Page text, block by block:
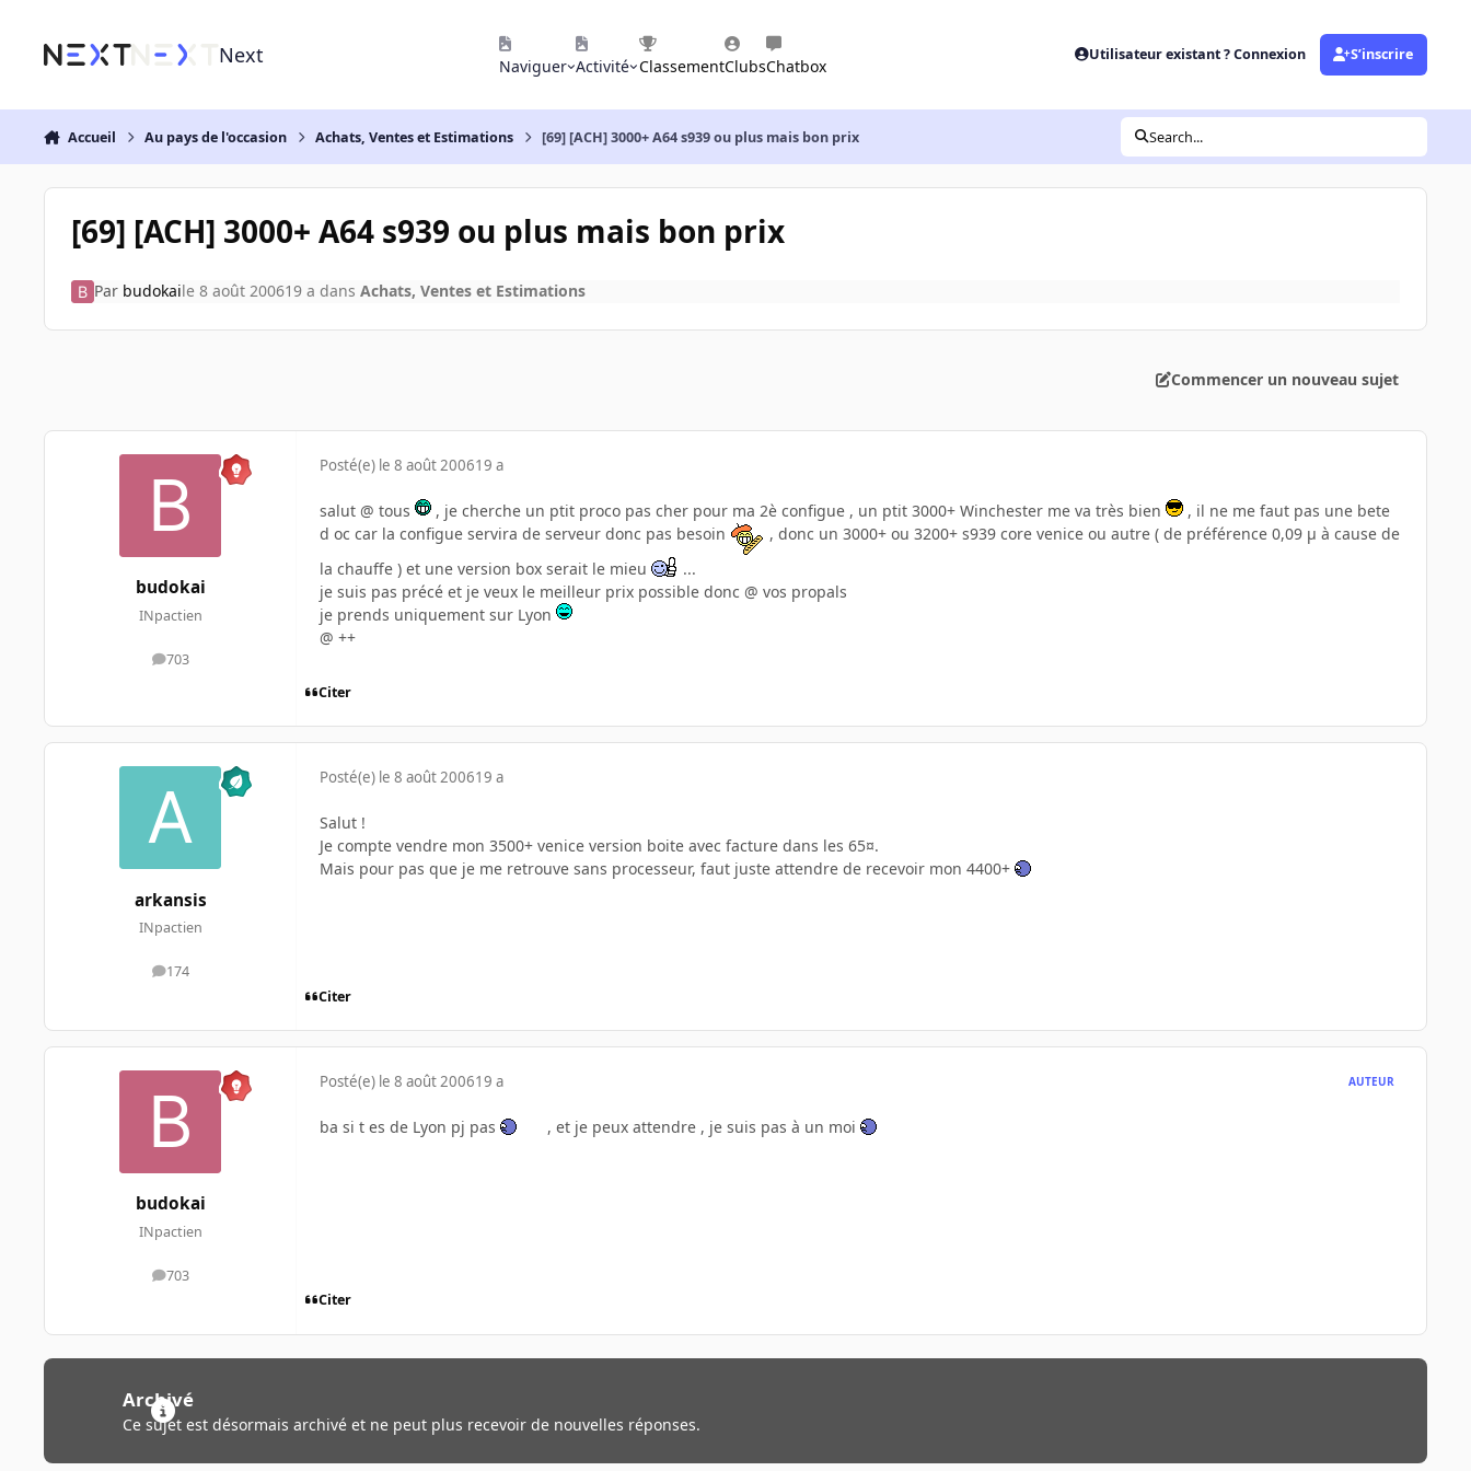
Next Naviguer Activité ClassementClubsChatbox
Utilisateur existant ? Connexion S’inscrire
Accueil Au pays de l'occasion Achats, Ventes et Estimations [69] [ACH] 3000+ A64 s939 ou plus mais bon prix Search...
[69] [ACH] 3000+ A64 s939 ou plus mais bon prix
Par budokaile 8 août 200619 a dans Achats, Ventes et Estimations
Commencer un nouveau sujet
budokai
INpactien
703
messages
Posté(e) le 8 août 200619 a
salut @ tous , je cherche un ptit proco pas cher pour ma 2è configue , un ptit 3000+ Winchester me va très bien
, il ne me faut pas une bete
d oc car la configue servira de serveur donc pas besoin
, donc un 3000+ ou 3200+ s939 core venice ou autre ( de préférence 0,09 µ à cause de
la chauffe ) et une version box serait le mieu
...
je suis pas précé et je veux le meilleur prix possible donc @ vos propals
je prends uniquement sur Lyon
@ ++
Citer
arkansis
INpactien
174
messages
Posté(e) le 8 août 200619 a
Salut !
Je compte vendre mon 3500+ venice version boite avec facture dans les 65¤.
Mais pour pas que je me retrouve sans processeur, faut juste attendre de recevoir mon 4400+
Citer
budokai
INpactien
703
messages
Posté(e) le 8 août 200619 a AUTEUR
ba si t es de Lyon pj pas , et je peux attendre , je suis pas à un moi
Citer
Archivé
Ce sujet est désormais archivé et ne peut plus recevoir de nouvelles réponses.